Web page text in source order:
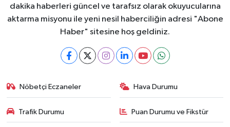
dakika haberleri güncel ve tarafsız olarak okuyucularına
aktarma misyonu ile yeni nesil haberciliğin adresi "Abone
Haber" sitesine hoş geldiniz.
Nöbetçi Eczaneler Hava Durumu
Trafik Durumu Puan Durumu ve Fikstür